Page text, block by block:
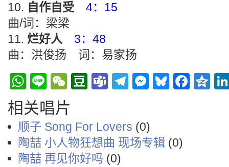
自作自受
4：15
曲/词：梁梁
烂好人
3：48
曲：洪俊扬 词：易家扬
WhatsApp
LineWeChat
Douban
TeamsTelegramBluesky
相关唱片
顺子 Song For Lovers (0)
陶喆 小人物狂想曲 现场专辑 (0)
陶喆 再见你好吗 (0)